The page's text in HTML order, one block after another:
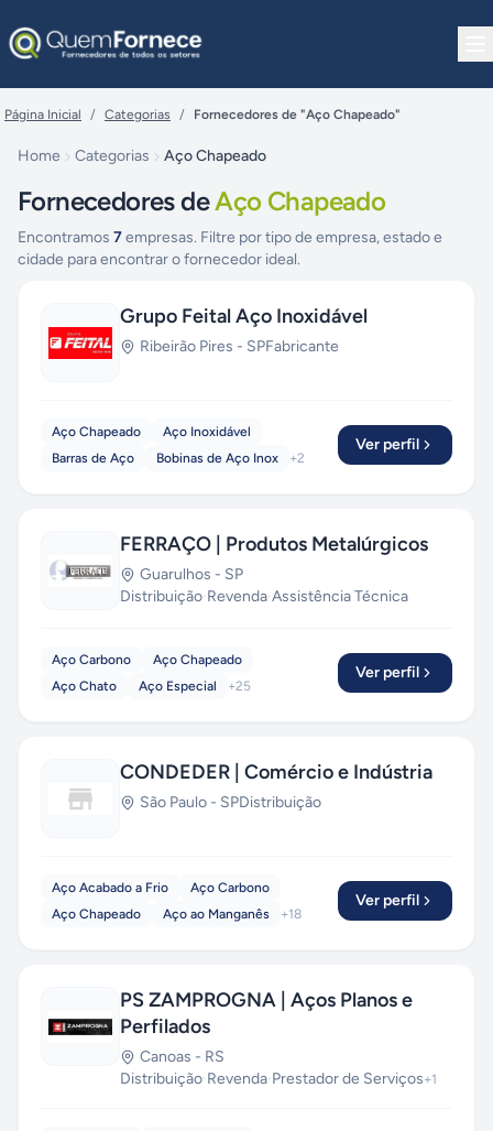
Página Inicial / Categorias / Fornecedores de "Aço Chapeado"
Home Categorias Aço Chapeado
Fornecedores deAço Chapeado
Encontramos 7empresas. Filtre por tipo de empresa, estado e
cidade para encontrar o fornecedor ideal.
Grupo Feital Aço Inoxidável
Ribeirão Pires - SPFabricante
Aço Chapeado
Aço Inoxidável
Barras de Aço
Bobinas de Aço Inox +2
Ver perfil
FERRAÇO | Produtos Metalúrgicos
Guarulhos - SP
Distribuição·Revenda·Assistência Técnica
Aço Carbono
Aço Chapeado
Aço Chato
Aço Especial +25
Ver perfil
CONDEDER | Comércio e Indústria
São Paulo - SPDistribuição
Aço Acabado a Frio
Aço Carbono
Aço Chapeado
Aço ao Manganês +18
Ver perfil
PS ZAMPROGNA | Aços Planos e
Perfilados
Canoas - RS
Distribuição·Revenda·Prestador de Serviços+1